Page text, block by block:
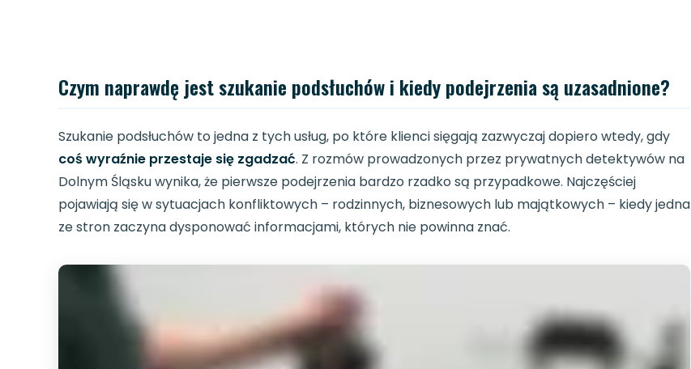
Czym naprawdę jest szukanie podsłuchów i kiedy podejrzenia są uzasadnione?
Szukanie podsłuchów to jedna z tych usług, po które klienci sięgają zazwyczaj dopiero wtedy, gdy
coś wyraźnie przestaje się zgadzać. Z rozmów prowadzonych przez prywatnych detektywów na
Dolnym Śląsku wynika, że pierwsze podejrzenia bardzo rzadko są przypadkowe. Najczęściej
pojawiają się w sytuacjach konfliktowych – rodzinnych, biznesowych lub majątkowych – kiedy jedna
ze stron zaczyna dysponować informacjami, których nie powinna znać.